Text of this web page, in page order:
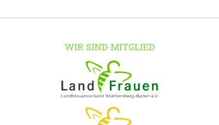
WIR SIND MITGLIED